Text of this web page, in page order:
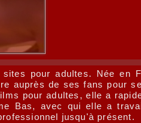
pour adultes. Née en
auprès de ses fans pour
pour adultes, elle a
Bas, avec qui elle a
jusqu'à présent.